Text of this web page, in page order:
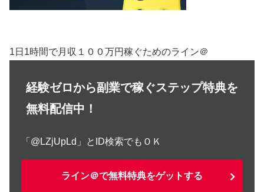
1日1時間で月収１００万円稼ぐためのライン＠
経験ゼロから副業で稼ぐステップ特典を
無料配信中！
「@LZjUpLd」とID検索でもＯＫ
ライン＠で無料特典をゲットする